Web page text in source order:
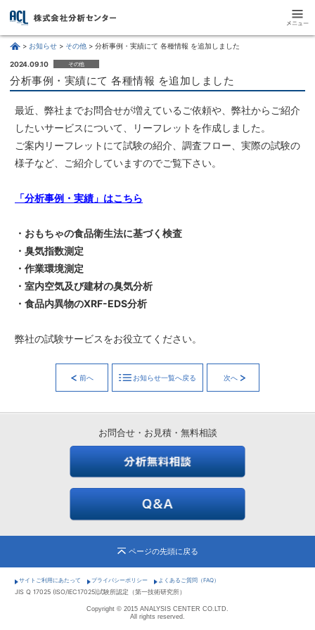
お知らせ その他 分析事例・実績にて 各種情報 を追加しました
2024.09.10 その他
分析事例・実績にて 各種情報 を追加しました
最近、弊社までお問合せが増えているご依頼や、弊社からご紹介
したいサービスについて、リーフレットを作成しました。
ご案内リーフレットにて試験の紹介、調査フロー、実際の試験の
様子など、ご紹介していますのでご覧下さい。
「分析事例・実績」はこちら
・おもちゃの食品衛生法に基づく検査
・臭気指数測定
・作業環境測定
・室内空気及び建材の臭気分析
・食品内異物のXRF-EDS分析
弊社の試験サービスをお役立てください。
前へ お知らせ一覧へ戻る 次へ
お問合せ・お見積・無料相談
ページの先頭に戻る
サイトご利用にあたって プライバシーポリシー よくあるご質問（FAQ）
JIS Q 17025 (ISO/IEC17025)試験所認定（第一技術研究所）
Copyright © 2015 ANALYSIS CENTER CO.LTD.
All rights reserved.